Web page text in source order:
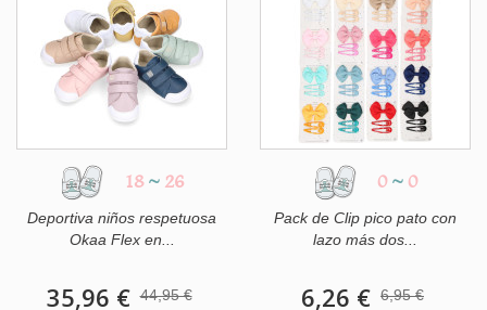
18 ~ 26
Deportiva niños respetuosa
Okaa Flex en...
35,96 € 44,95 €
0 ~ 0
Pack de Clip pico pato con
lazo más dos...
6,26 € 6,95 €